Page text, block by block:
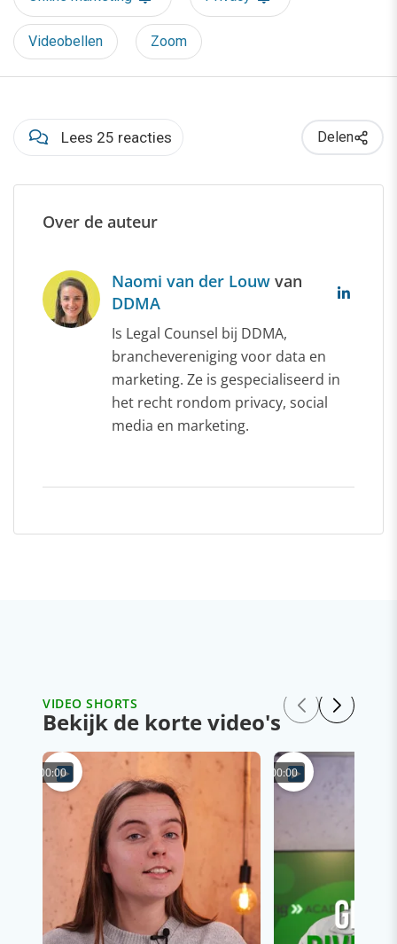
Videobellen Zoom
Lees 25 reacties Delen
Over de auteur
Naomi van der Louw van
DDMA
Is Legal Counsel bij DDMA,
branchevereniging voor data en
marketing. Ze is gespecialiseerd in
het recht rondom privacy, social
media en marketing.
VIDEO SHORTS
Bekijk de korte video's
00:00 00:00